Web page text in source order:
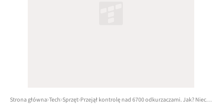
Strona główna Tech Sprzęt Przejął kontrolę nad 6700 odkurzaczami. Jak? Niechcący